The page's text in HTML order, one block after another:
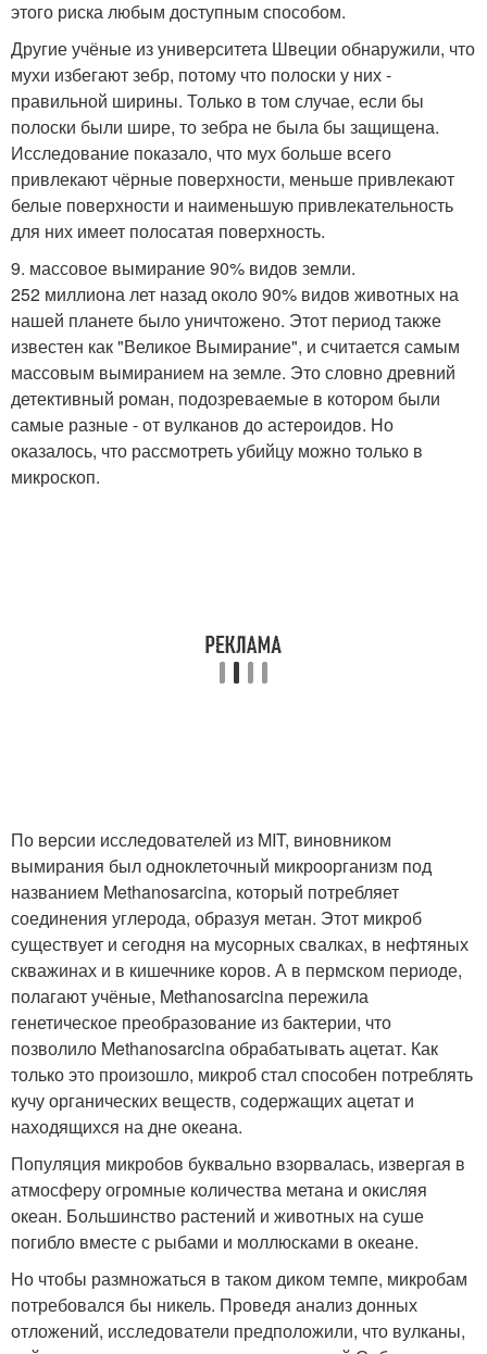
этого риска любым доступным способом.
Другие учёные из университета Швеции обнаружили, что
мухи избегают зебр, потому что полоски у них -
правильной ширины. Только в том случае, если бы
полоски были шире, то зебра не была бы защищена.
Исследование показало, что мух больше всего
привлекают чёрные поверхности, меньше привлекают
белые поверхности и наименьшую привлекательность
для них имеет полосатая поверхность.
9. массовое вымирание 90% видов земли.
252 миллиона лет назад около 90% видов животных на
нашей планете было уничтожено. Этот период также
известен как "Великое Вымирание", и считается самым
массовым вымиранием на земле. Это словно древний
детективный роман, подозреваемые в котором были
самые разные - от вулканов до астероидов. Но
оказалось, что рассмотреть убийцу можно только в
микроскоп.
По версии исследователей из MIT, виновником
вымирания был одноклеточный микроорганизм под
названием Methanosarcina, который потребляет
соединения углерода, образуя метан. Этот микроб
существует и сегодня на мусорных свалках, в нефтяных
скважинах и в кишечнике коров. А в пермском периоде,
полагают учёные, Methanosarcina пережила
генетическое преобразование из бактерии, что
позволило Methanosarcina обрабатывать ацетат. Как
только это произошло, микроб стал способен потреблять
кучу органических веществ, содержащих ацетат и
находящихся на дне океана.
Популяция микробов буквально взорвалась, извергая в
атмосферу огромные количества метана и окисляя
океан. Большинство растений и животных на суше
погибло вместе с рыбами и моллюсками в океане.
Но чтобы размножаться в таком диком темпе, микробам
потребовался бы никель. Проведя анализ донных
отложений, исследователи предположили, что вулканы,